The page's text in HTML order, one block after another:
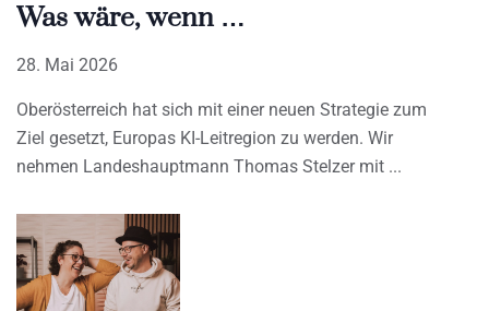
Was wäre, wenn …
28. Mai 2026
Oberösterreich hat sich mit einer neuen Strategie zum
Ziel gesetzt, Europas KI-Leitregion zu werden. Wir
nehmen Landeshauptmann Thomas Stelzer mit